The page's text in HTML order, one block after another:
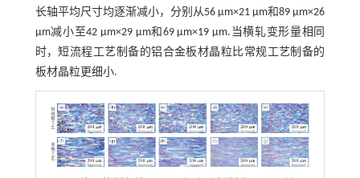
长轴平均尺寸均逐渐减小，分别从56 μm×21 μm和89 μm×26
μm减小至42 μm×29 μm和69 μm×19 μm.当横轧变形量相同
时，短流程工艺制备的铝合金板材晶粒比常规工艺制备的
板材晶粒更细小.